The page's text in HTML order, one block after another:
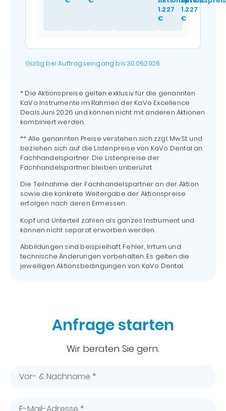
1.227
€
1.227
€
Gültig bei Auftragseingang bis 30.06.2026
* Die Aktionspreise gelten exklusiv für die genannten
KaVo Instrumente im Rahmen der KaVo Excellence
Deals Juni 2026 und können nicht mit anderen Aktionen
kombiniert werden.
** Alle genannten Preise verstehen sich zzgl. MwSt. und
beziehen sich auf die Listenpreise von KaVo Dental an
Fachhandelspartner. Die Listenpreise der
Fachhandelspartner bleiben unberührt.
Die Teilnahme der Fachhandelspartner an der Aktion
sowie die konkrete Weitergabe der Aktionspreise
erfolgen nach deren Ermessen.
Kopf und Unterteil zählen als ganzes Instrument und
können nicht separat erworben werden.
Abbildungen sind beispielhaft. Fehler, Irrtum und
technische Änderungen vorbehalten. Es gelten die
jeweiligen Aktionsbedingungen von KaVo Dental.
Anfrage starten
Wir beraten Sie gern.